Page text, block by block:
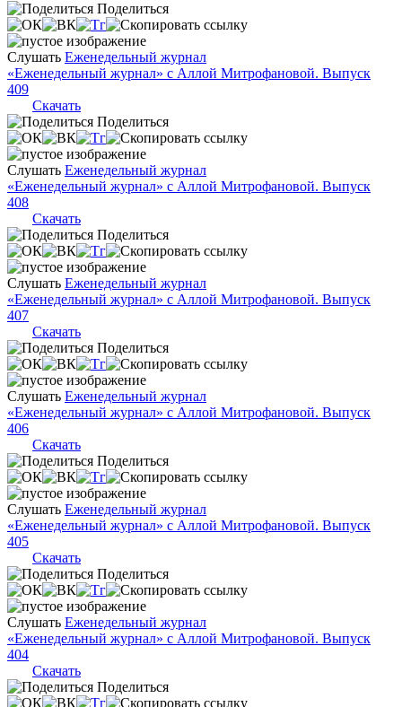
Поделиться
Слушать Еженедельный журнал
«Еженедельный журнал» с Аллой Митрофановой. Выпуск
409
Скачать
Поделиться
Слушать Еженедельный журнал
«Еженедельный журнал» с Аллой Митрофановой. Выпуск
408
Скачать
Поделиться
Слушать Еженедельный журнал
«Еженедельный журнал» с Аллой Митрофановой. Выпуск
407
Скачать
Поделиться
Слушать Еженедельный журнал
«Еженедельный журнал» с Аллой Митрофановой. Выпуск
406
Скачать
Поделиться
Слушать Еженедельный журнал
«Еженедельный журнал» с Аллой Митрофановой. Выпуск
405
Скачать
Поделиться
Слушать Еженедельный журнал
«Еженедельный журнал» с Аллой Митрофановой. Выпуск
404
Скачать
Поделиться